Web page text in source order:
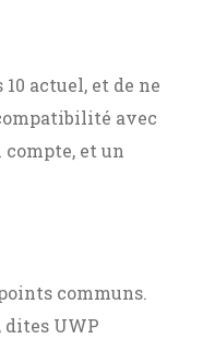
actuel, et de ne
avec
et un
communs.
dites UWP